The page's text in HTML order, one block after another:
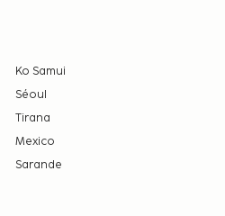
Ko Samui
Séoul
Tirana
Mexico
Sarande